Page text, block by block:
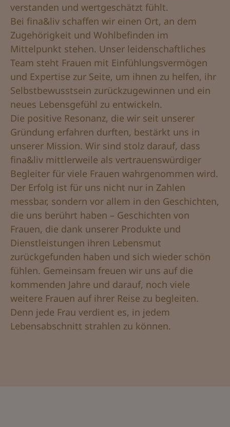
verstanden und wertgeschätzt fühlt.
Bei fina&liv schaffen wir einen Ort, an dem
Zugehörigkeit und Wohlbefinden im
Mittelpunkt stehen. Unser leidenschaftliches
Team steht Frauen mit Einfühlungsvermögen
und Expertise zur Seite, um ihnen zu helfen, ihr
Selbstbewusstsein zurückzugewinnen und ein
neues Lebensgefühl zu entwickeln.
Die positive Resonanz, die wir seit unserer
Gründung erfahren durften, bestärkt uns in
unserer Mission. Wir sind stolz darauf, dass
fina&liv mittlerweile als vertrauenswürdiger
Begleiter für viele Frauen wahrgenommen wird.
Der Erfolg ist für uns nicht nur in Zahlen
messbar, sondern vor allem in den Geschichten,
die uns berührt haben – Geschichten von
Frauen, die dank unserer Produkte und
Dienstleistungen ihren Lebensmut
zurückgefunden haben und sich wieder schön
fühlen. Gemeinsam freuen wir uns auf die
kommenden Jahre und darauf, noch viele
weitere Frauen auf ihrer Reise zu begleiten.
Denn jede Frau verdient es, in jedem
Lebensabschnitt strahlen zu können.